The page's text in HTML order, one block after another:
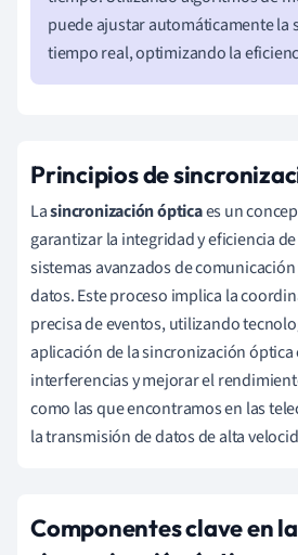
puede ajustar automáticamente la
tiempo real, optimizando la
Principios de
Lasincronización ópticaes un
garantizar la integridad y eficiencia
sistemas avanzados de
datos. Este proceso implica la
precisa de eventos, utilizando
aplicación de la sincronización óptica
interferencias y mejorar el
como las que encontramos en las
la transmisión de datos de alta
Componentes clave en la